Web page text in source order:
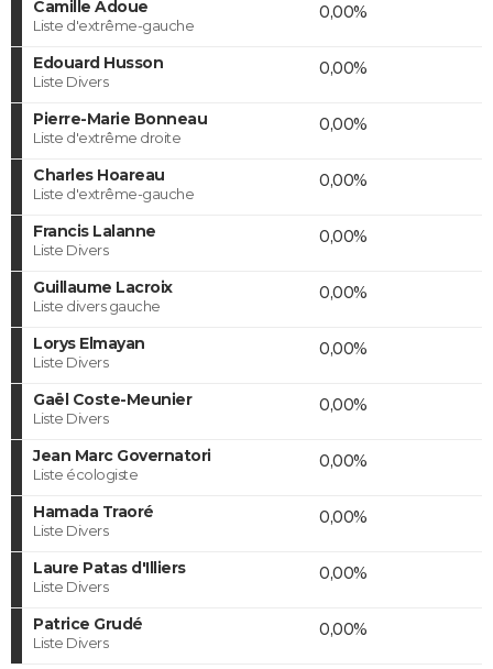
Camille Adoue
Liste d'extrême-gauche
0,00%
Edouard Husson
Liste Divers
0,00%
Pierre-Marie Bonneau
Liste d'extrême droite
0,00%
Charles Hoareau
Liste d'extrême-gauche
0,00%
Francis Lalanne
Liste Divers
0,00%
Guillaume Lacroix
Liste divers gauche
0,00%
Lorys Elmayan
Liste Divers
0,00%
Gaël Coste-Meunier
Liste Divers
0,00%
Jean Marc Governatori
Liste écologiste
0,00%
Hamada Traoré
Liste Divers
0,00%
Laure Patas d'Illiers
Liste Divers
0,00%
Patrice Grudé
Liste Divers
0,00%